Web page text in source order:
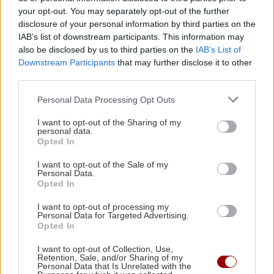
your opt-out. You may separately opt-out of the further
disclosure of your personal information by third parties on the
IAB’s list of downstream participants. This information may
also be disclosed by us to third parties on the IAB’s List of
Downstream Participants that may further disclose it to other
Personal Data Processing Opt Outs
I want to opt-out of the Sharing of my
personal data.
Opted In
I want to opt-out of the Sale of my
Personal Data.
Opted In
I want to opt-out of processing my
Personal Data for Targeted Advertising.
Opted In
I want to opt-out of Collection, Use,
Retention, Sale, and/or Sharing of my
Personal Data that Is Unrelated with the
ανησυχήσουμε
22:11
ΚΟΣΜΟΣ
Εξαρθρώθηκε τεράστιο δίκτυο διακίνησης
μεταναστών και ναρκωτικών στη Μεσόγειο –
Πάνω από 24 εκατ. ευρώ κέρδη
ΥΓΕΙΑ
για καλύτερο έλεγχο του σακχάρου
21:42
ΥΓΕΙΑ
Πλύσιμο των ποδιών με αλάτι και ελαιόλαδο:
ΠΕΡΙΣΣΟΤΕΡΑ
Πώς θα καταλάβεις ότι ένας
άνθρωπος δεν μπήκε τυχαία στη ζωή
σου
Μικρές αλλαγές που μπορούν να